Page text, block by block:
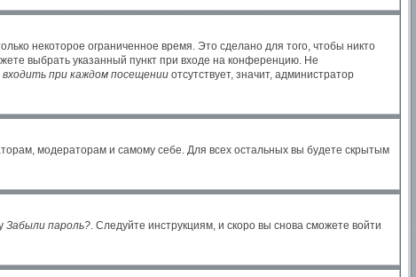
некоторое ограниченное время. Это сделано для того, чтобы никто
выбрать указанный пункт при входе на конференцию. Не
при каждом посещении отсутствует, значит, администратор
модераторам и самому себе. Для всех остальных вы будете скрытым
Забыли пароль?. Следуйте инструкциям, и скоро вы снова сможете войти